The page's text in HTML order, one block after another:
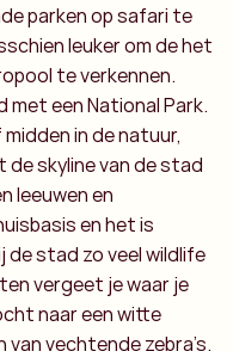
parken op safari te
leuker om de het
te verkennen.
met een National Park.
in de natuur,
de skyline van de stad
leeuwen en
en het is
stad zo veel wildlife
vergeet je waar je
naar een witte
vechtende zebra’s.